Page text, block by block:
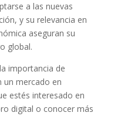
a las nuevas
y su relevancia en
aseguran su
global.
importancia de
un mercado en
estés interesado en
digital o conocer más